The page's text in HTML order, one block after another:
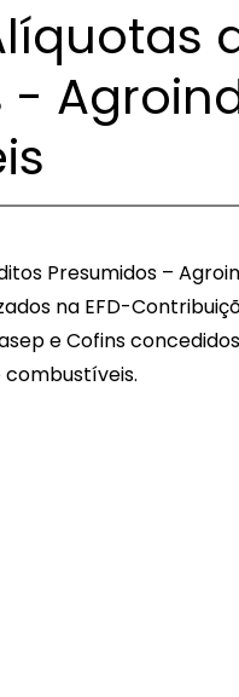
-
Presumidos –
na EFD-
e Cofins